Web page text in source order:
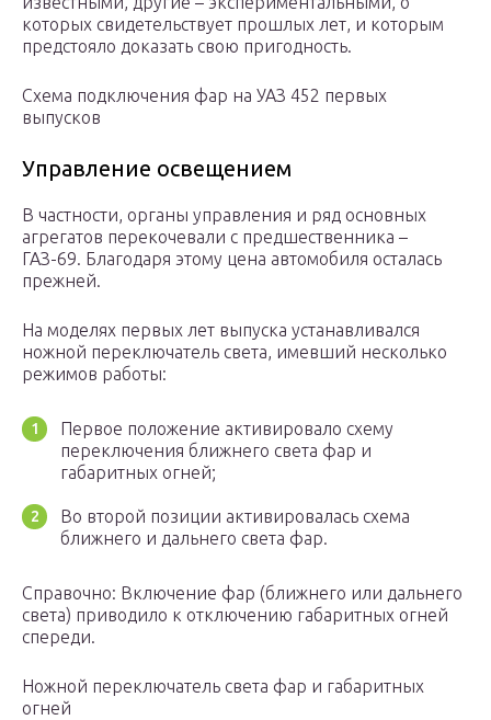
которых свидетельствует прошлых лет, и которым
предстояло доказать свою пригодность.
Схема подключения фар на УАЗ 452 первых
выпусков
Управление освещением
В частности, органы управления и ряд основных
агрегатов перекочевали с предшественника –
ГАЗ-69. Благодаря этому цена автомобиля осталась
прежней.
На моделях первых лет выпуска устанавливался
ножной переключатель света, имевший несколько
режимов работы:
Первое положение активировало схему
переключения ближнего света фар и
габаритных огней;
Во второй позиции активировалась схема
ближнего и дальнего света фар.
Справочно: Включение фар (ближнего или дальнего
света) приводило к отключению габаритных огней
спереди.
Ножной переключатель света фар и габаритных
огней